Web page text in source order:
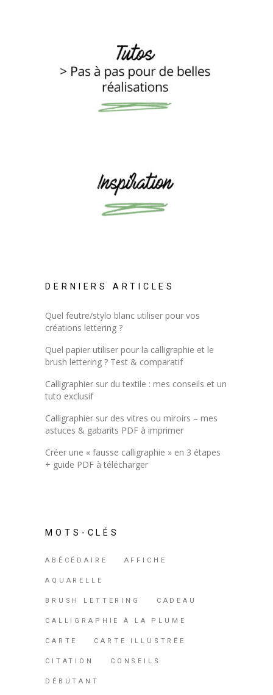
DERNIERS ARTICLES
Quel feutre/stylo blanc utiliser pour vos
créations lettering ?
Quel papier utiliser pour la calligraphie et le
brush lettering ? Test & comparatif
Calligraphier sur du textile : mes conseils et un
tuto exclusif
Calligraphier sur des vitres ou miroirs – mes
astuces & gabarits PDF à imprimer
Créer une « fausse calligraphie » en 3 étapes
+ guide PDF à télécharger
MOTS-CLÉS
ABÉCÉDAIRE AFFICHE
AQUARELLE
BRUSH LETTERING CADEAU
CALLIGRAPHIE À LA PLUME
CARTE CARTE ILLUSTRÉE
CITATION CONSEILS
DÉBUTANT